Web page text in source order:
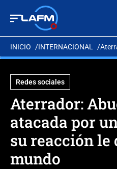
INICIO INTERNACIONAL
Redes sociales
Aterrador:
atacada por
su reacción le
mundo